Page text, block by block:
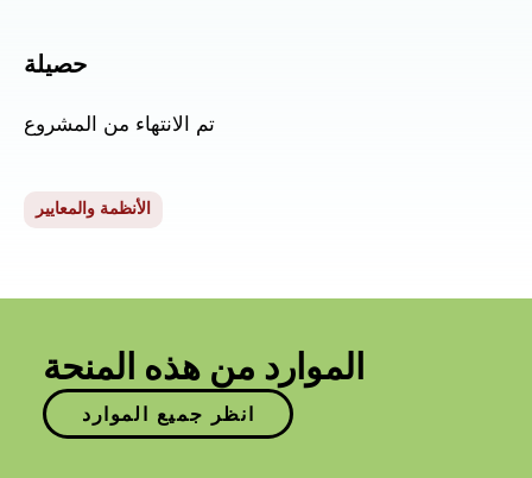
حصيلة
تم الانتهاء من المشروع
الأنظمة والمعايير
الموارد من هذه المنحة
انظر جميع الموارد